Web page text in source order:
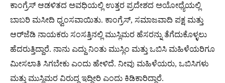
ಕಾಂಗ್ರೆಸ್​ ಆಡಳಿತದ ಅವಧಿಯಲ್ಲಿ ಉತ್ತರ ಪ್ರದೇಶದ ಅಯೋಧ್ಯೆಯಲ್ಲಿ
ಬಾಬರಿ ಮಸೀದಿ ಧ್ವಂಸವಾಯಿತು. ಕಾಂಗ್ರೆಸ್, ಸಮಾಜವಾದಿ ಪಕ್ಷ ಮತ್ತು
ಆರ್‌ಜೆಡಿ ನಾಯಕರು ಸಂಸತ್ತಿನಲ್ಲಿ ಮುಸ್ಲಿಮರ ಹೆಸರನ್ನು ತೆಗೆದುಕೊಳ್ಳಲು
ಹೆದರುತ್ತಿದ್ದಾರೆ. ನಾನು ಎದ್ದು ನಿಂತು ಮುಸ್ಲಿಂ ಮತ್ತು ಒಬಿಸಿ ಮಹಿಳೆಯರಿಗೂ
ಮೀಸಲಾತಿ ಸಿಗಬೇಕು ಎಂದು ಹೇಳಿದೆ. ನೀವು ಮಹಿಳೆಯರು, ಒಬಿಸಿಗಳು
ಮತ್ತು ಮುಸ್ಲಿಮರ ವಿರುದ್ಧ ಇದ್ದೀರಿ ಎಂದು ಕಿಡಿಕಾರಿದ್ದಾರೆ.